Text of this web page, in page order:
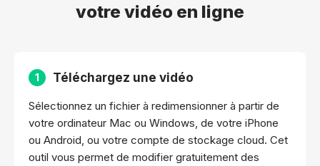
votre vidéo en ligne
1 Téléchargez une vidéo
Sélectionnez un fichier à redimensionner à partir de
votre ordinateur Mac ou Windows, de votre iPhone
ou Android, ou votre compte de stockage cloud. Cet
outil vous permet de modifier gratuitement des